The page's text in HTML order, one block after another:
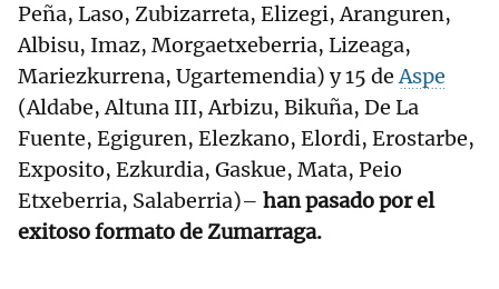
Peña, Laso, Zubizarreta, Elizegi, Aranguren,
Albisu, Imaz, Morgaetxeberria, Lizeaga,
Mariezkurrena, Ugartemendia) y 15 deAspe
(Aldabe, Altuna III, Arbizu, Bikuña, De La
Fuente, Egiguren, Elezkano, Elordi, Erostarbe,
Exposito, Ezkurdia, Gaskue, Mata, Peio
Etxeberria, Salaberria)– han pasado por el
exitoso formato de Zumarraga.